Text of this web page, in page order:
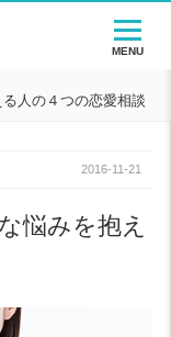
人の４つの恋愛相談
2016-11-21
悩みを抱え
MENU